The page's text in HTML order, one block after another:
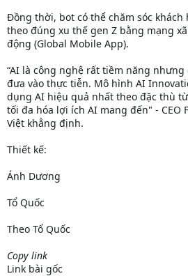
Đồng thời, bot có thể chăm sóc
theo đúng xu thế gen Z bằng mạng
động (Global Mobile App).
“AI là công nghệ rất tiềm năng nhưng
đưa vào thực tiễn. Mô hình AI
dụng AI hiệu quả nhất theo đặc thù
tối đa hóa lợi ích AI mang đến" - CEO
Việt khẳng định.
Thiết kế:
Ánh Dương
Tổ Quốc
Theo Tổ Quốc
Copy link
Link bài gốc